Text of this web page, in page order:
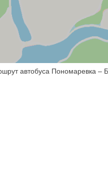
автобуса Пономаревка –